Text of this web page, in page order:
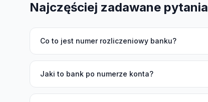
Najczęściej zadawane pytania
Co to jest numer rozliczeniowy banku?
Jaki to bank po numerze konta?